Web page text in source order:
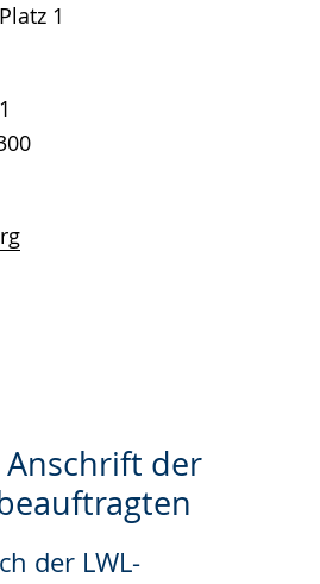
1
der
der LWL-